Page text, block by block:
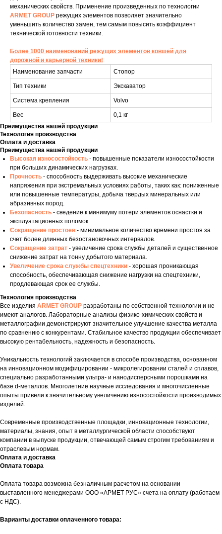
механических свойств. Применение произведенных по технологии
ARMET GROUP режущих элементов позволяет значительно
уменьшить количество замен, тем самым повысить коэффициент
технической готовности техники.
Более 1000 наименований режущих элементов ковшей для
дорожной и карьерной техники!
Наименование запчасти
Стопор
Тип техники Экскаватор
Система крепления Volvo
Вес
0,1 кг
Преимущества нашей продукции
Технология производства
Оплата и доставка
Преимущества нашей продукции
Высокая износостойкость - повышенные показатели износостойкости
при больших динамических нагрузках.
Прочность - способность выдерживать высокие механические
напряжения при экстремальных условиях работы, таких как: пониженные
или повышенные температуры, добыча твердых минеральных или
абразивных пород.
Безопасность - сведение к минимуму потери элементов оснастки и
эксплуатационных поломок.
Сокращение простоев - минимальное количество времени простоя за
счет более длинных безостановочных интервалов.
Сокращение затрат - увеличение срока службы деталей и существенное
снижение затрат на тонну добытого материала.
Увеличение срока службы спецтехники - хорошая проникающая
способность, обеспечивающая снижение нагрузки на спецтехники,
продлевающая срок ее службы.
Технология производства
Все изделия ARMET GROUP разработаны по собственной технологии и не
имеют аналогов. Лабораторные анализы физико-химических свойств и
металлографии демонстрируют значительное улучшение качества металла
по сравнению с конкурентами. Стабильное качество продукции обеспечивает
высокую рентабельность, надежность и безопасность.
Уникальность технологий заключается в способе производства, основанном
на инновационном модифицировании - микролегировании сталей и сплавов,
специально разработанными ультра- и нанодисперсными порошками на
базе d-металлов. Многолетние научные исследования и многочисленные
опыты привели к значительному увеличению износостойкости производимых
изделий.
Современные производственные площадки, инновационные технологии,
материалы, знания, опыт в металлургической области способствуют
компании в выпуске продукции, отвечающей самым строгим требованиям и
отраслевым нормам.
Оплата и доставка
Оплата товара
Оплата товара возможна безналичным расчетом на основании
выставленного менеджерами ООО «АРМЕТ РУС» счета на оплату (работаем
с НДС).
Варианты доставки оплаченного товара: